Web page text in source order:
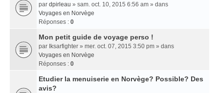
par dpirleau » sam. oct. 10, 2015 6:56 am » dans
Voyages en Norvège
Réponses : 0
Mon petit guide de voyage perso !
par Iksarfighter » mer. oct. 07, 2015 3:50 pm » dans
Voyages en Norvège
Réponses : 0
Etudier la menuiserie en Norvège? Possible? Des
avis?